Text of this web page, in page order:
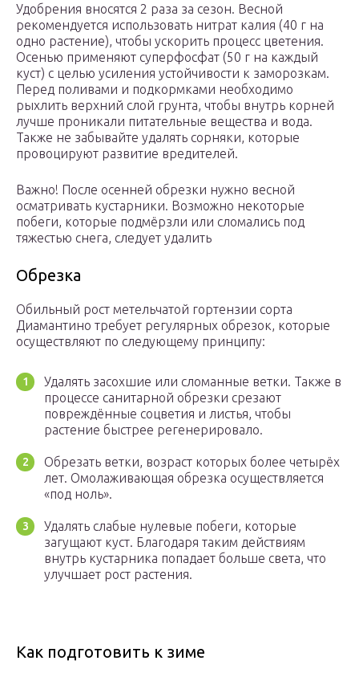
Удобрения вносятся 2 раза за сезон. Весной
рекомендуется использовать нитрат калия (40 г на
одно растение), чтобы ускорить процесс цветения.
Осенью применяют суперфосфат (50 г на каждый
куст) с целью усиления устойчивости к заморозкам.
Перед поливами и подкормками необходимо
рыхлить верхний слой грунта, чтобы внутрь корней
лучше проникали питательные вещества и вода.
Также не забывайте удалять сорняки, которые
провоцируют развитие вредителей.
Важно! После осенней обрезки нужно весной
осматривать кустарники. Возможно некоторые
побеги, которые подмёрзли или сломались под
тяжестью снега, следует удалить
Обрезка
Обильный рост метельчатой гортензии сорта
Диамантино требует регулярных обрезок, которые
осуществляют по следующему принципу:
Удалять засохшие или сломанные ветки. Также в
процессе санитарной обрезки срезают
повреждённые соцветия и листья, чтобы
растение быстрее регенерировало.
Обрезать ветки, возраст которых более четырёх
лет. Омолаживающая обрезка осуществляется
«под ноль».
Удалять слабые нулевые побеги, которые
загущают куст. Благодаря таким действиям
внутрь кустарника попадает больше света, что
улучшает рост растения.
Как подготовить к зиме